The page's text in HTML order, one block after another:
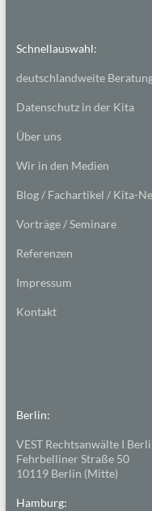
Schnellauswahl:
deutschlandweite
Datenschutz in der Kita
Über uns
Wir in den Medien
Blog / Fachartikel / Kita-
Vorträge / Seminare
Referenzen
Impressum
Kontakt
Berlin:
VEST Rechtsanwälte I
Fehrbelliner Straße 50
10119 Berlin (Mitte)
Hamburg: